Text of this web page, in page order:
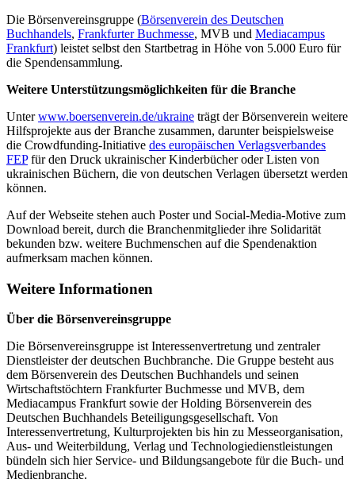
Die Börsenvereinsgruppe (Börsenverein des Deutschen
Buchhandels, Frankfurter Buchmesse, MVB und Mediacampus
Frankfurt) leistet selbst den Startbetrag in Höhe von 5.000 Euro für
die Spendensammlung.
Weitere Unterstützungsmöglichkeiten für die Branche
Unterwww.boersenverein.de/ukraine trägt der Börsenverein weitere
Hilfsprojekte aus der Branche zusammen, darunter beispielsweise
die Crowdfunding-Initiative des europäischen Verlagsverbandes
FEPfür den Druck ukrainischer Kinderbücher oder Listen von
ukrainischen Büchern, die von deutschen Verlagen übersetzt werden
können.
Auf der Webseite stehen auch Poster und Social-Media-Motive zum
Download bereit, durch die Branchenmitglieder ihre Solidarität
bekunden bzw. weitere Buchmenschen auf die Spendenaktion
aufmerksam machen können.
Weitere Informationen
Über die Börsenvereinsgruppe
Die Börsenvereinsgruppe ist Interessenvertretung und zentraler
Dienstleister der deutschen Buchbranche. Die Gruppe besteht aus
dem Börsenverein des Deutschen Buchhandels und seinen
Wirtschaftstöchtern Frankfurter Buchmesse und MVB, dem
Mediacampus Frankfurt sowie der Holding Börsenverein des
Deutschen Buchhandels Beteiligungsgesellschaft. Von
Interessenvertretung, Kulturprojekten bis hin zu Messeorganisation,
Aus- und Weiterbildung, Verlag und Technologiedienstleistungen
bündeln sich hier Service- und Bildungsangebote für die Buch- und
Medienbranche.